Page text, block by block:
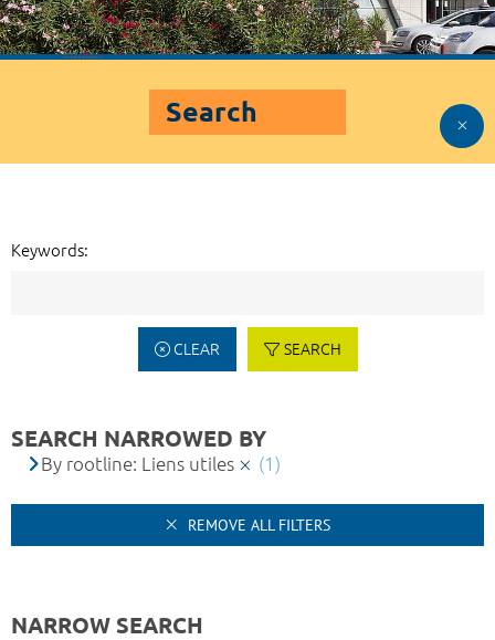
Search
Keywords:
CLEAR SEARCH
SEARCH NARROWED BY
By rootline: Liens utiles (1)
REMOVE ALL FILTERS
NARROW SEARCH